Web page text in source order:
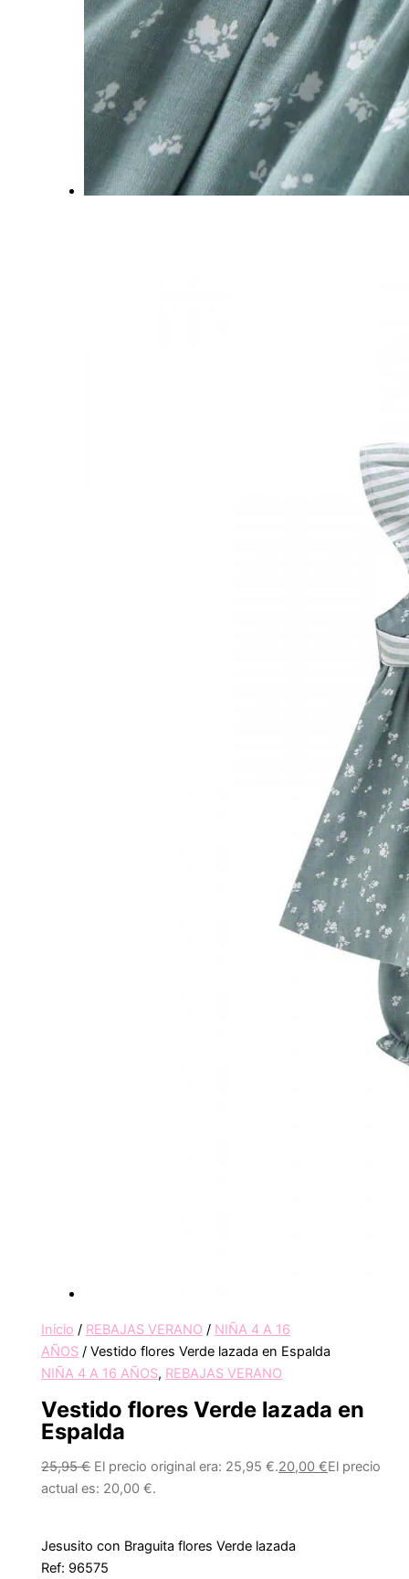
Inicio / REBAJAS VERANO / NIÑA 4 A 16
AÑOS / Vestido flores Verde lazada en Espalda
NIÑA 4 A 16 AÑOS, REBAJAS VERANO
Vestido flores Verde lazada en
Espalda
25,95€ El precio original era: 25,95 €.20,00€El precio
actual es: 20,00 €.
Jesusito con Braguita flores Verde lazada
Ref: 96575